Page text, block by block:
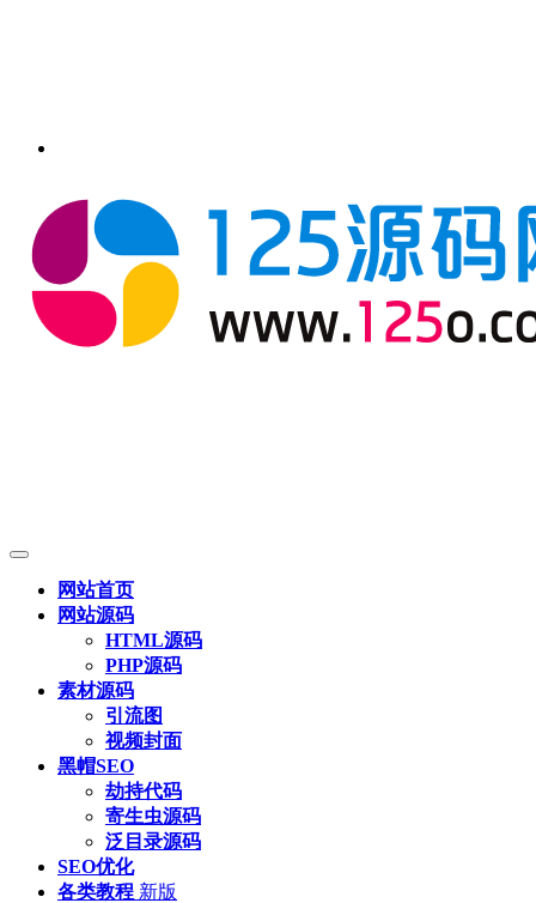
网站首页
网站源码
HTML源码
PHP源码
素材源码
引流图
视频封面
黑帽SEO
劫持代码
寄生虫源码
泛目录源码
SEO优化
各类教程 新版